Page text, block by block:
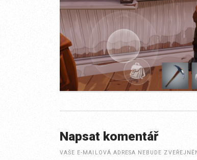
Napsat komentář
VAŠE E-MAILOVÁ ADRESA NEBUDE